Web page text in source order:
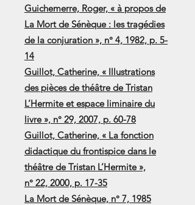
Guichemerre, Roger, « à propos de
La Mort de Sénèque : les tragédies
de la conjuration », n° 4, 1982, p. 5-
14
Guillot, Catherine, « Illustrations
des pièces de théâtre de Tristan
L’Hermite et espace liminaire du
livre », n° 29, 2007, p. 60-78
Guillot, Catherine, « La fonction
didactique du frontispice dans le
théâtre de Tristan L’Hermite »,
n° 22, 2000, p. 17-35
La Mort de Sénèque, n° 7, 1985